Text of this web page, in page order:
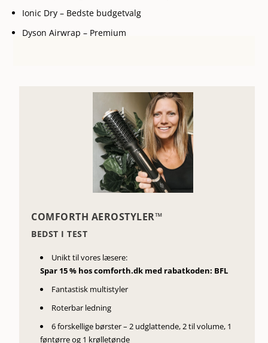
Ionic Dry – Bedste budgetvalg
Dyson Airwrap – Premium
COMFORTH AEROSTYLER™
BEDST I TEST
Unikt til vores læsere:
Spar 15 % hos comforth.dk med rabatkoden: BFL
Fantastisk multistyler
Roterbar ledning
6 forskellige børster – 2 udglattende, 2 til volume, 1
føntørre og 1 krølletønde